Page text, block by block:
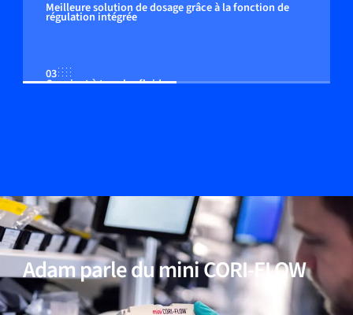
Meilleure solution de dosage grâce à la fonction de
régulation intégrée
03
Convient à tous les fluides
05
20 ans d'expérience dans le domaine des Coriolis pour
faibles débits
06
Fonctionnalités multi-paramètres
Adam parle du mini CORI-FLOW